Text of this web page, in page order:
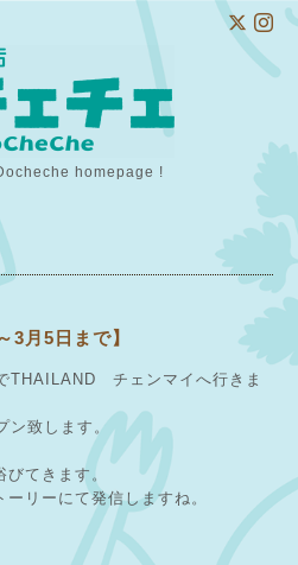
homepage !
3月5日まで】
THAILAND チェンマイへ行きま
ン致します。
てきます。
リーにて発信しますね。